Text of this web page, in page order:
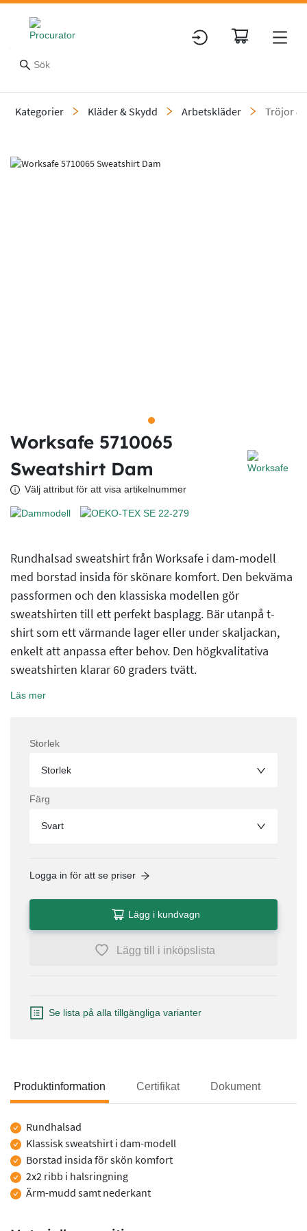
Kategorier Kläder & Skydd Arbetskläder Tröjor &
Slide 1 of 1
Worksafe 5710065
Sweatshirt Dam
Välj attribut för att visa artikelnummer
Rundhalsad sweatshirt från Worksafe i dam-modell
med borstad insida för skönare komfort. Den bekväma
passformen och den klassiska modellen gör
sweatshirten till ett perfekt basplagg. Bär utanpå t-
shirt som ett värmande lager eller under skaljackan,
enkelt att anpassa efter behov. Den högkvalitativa
sweatshirten klarar 60 graders tvätt.
Läs mer
Storlek
Storlek
Färg
Svart
Logga in för att se priser
Lägg i kundvagn
Lägg till i inköpslista
Se lista på alla tillgängliga varianter
Produktinformation Certifikat Dokument
Produktinformation
Rundhalsad
Klassisk sweatshirt i dam-modell
Borstad insida för skön komfort
2x2 ribb i halsringning
Ärm-mudd samt nederkant